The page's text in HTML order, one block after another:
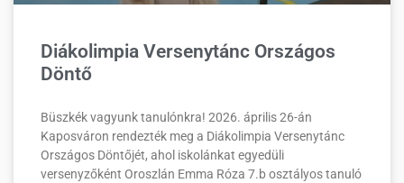
Diákolimpia Versenytánc Országos
Döntő
Büszkék vagyunk tanulónkra! 2026. április 26-án
Kaposváron rendezték meg a Diákolimpia Versenytánc
Országos Döntőjét, ahol iskolánkat egyedüli
versenyzőként Oroszlán Emma Róza 7.b osztályos tanuló